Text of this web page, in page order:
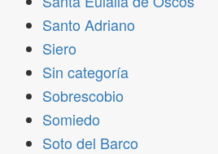
Santo Adriano
Siero
Sin categoría
Sobrescobio
Somiedo
Soto del Barco